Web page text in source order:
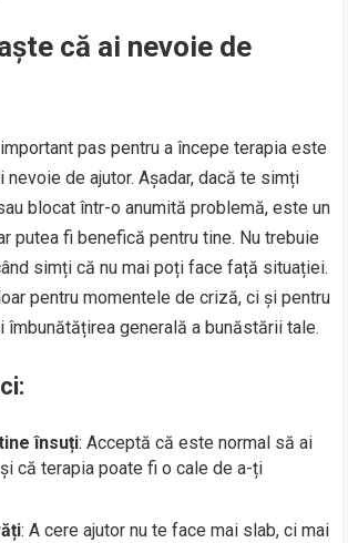
că ai nevoie de
pas pentru a începe terapia este
nevoie de ajutor. Așadar, dacă te simți
blocat într-o anumită problemă, este un
putea fi benefică pentru tine. Nu trebuie
simți că nu mai poți face față situației.
pentru momentele de criză, ci și pentru
îmbunătățirea generală a bunăstării tale.
însuți: Acceptă că este normal să ai
că terapia poate fi o cale de a-ți
: A cere ajutor nu te face mai slab, ci mai